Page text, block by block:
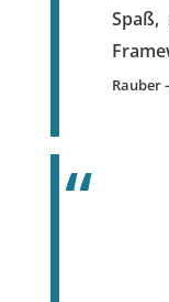
Spaß,
Rauber